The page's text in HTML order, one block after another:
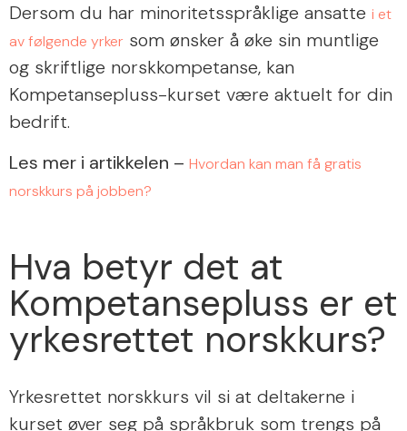
Dersom du har minoritetsspråklige ansatte i et
av følgende yrker som ønsker å øke sin muntlige
og skriftlige norskkompetanse, kan
Kompetansepluss-kurset være aktuelt for din
bedrift.
Les mer i artikkelen – Hvordan kan man få gratis
norskkurs på jobben?
Hva betyr det at
Kompetansepluss er et
yrkesrettet norskkurs?
Yrkesrettet norskkurs vil si at deltakerne i
kurset øver seg på språkbruk som trengs på